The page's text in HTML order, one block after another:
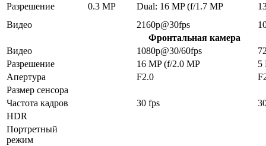
Разрешение
0.3 MP Dual: 16 MP (f/1.7 MP
Видео
2160p@30fps
Фронтальная камера
Видео
1080p@30/60fps
Разрешение
16 MP (f/2.0 MP
5
Апертура
F2.0
Размер сенсора
Частота кадров
30 fps
HDR
Портретный
режим